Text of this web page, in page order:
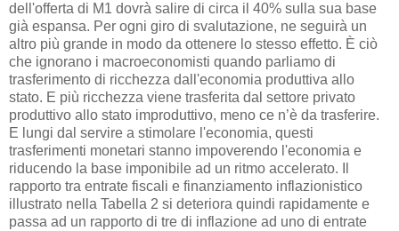
dell'offerta di M1 dovrà salire di circa il 40% sulla sua base
già espansa. Per ogni giro di svalutazione, ne seguirà un
altro più grande in modo da ottenere lo stesso effetto. È ciò
che ignorano i macroeconomisti quando parliamo di
trasferimento di ricchezza dall'economia produttiva allo
stato. E più ricchezza viene trasferita dal settore privato
produttivo allo stato improduttivo, meno ce n’è da trasferire.
E lungi dal servire a stimolare l'economia, questi
trasferimenti monetari stanno impoverendo l'economia e
riducendo la base imponibile ad un ritmo accelerato. Il
rapporto tra entrate fiscali e finanziamento inflazionistico
illustrato nella Tabella 2 si deteriora quindi rapidamente e
passa ad un rapporto di tre di inflazione ad uno di entrate